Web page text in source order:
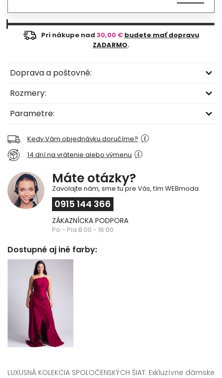
Pri nákupe nad 30,00 € budete mať dopravu
ZADARMO.
Doprava a poštovné:
Rozmery:
Parametre:
Kedy Vám objednávku doručíme?
14 dní na vrátenie alebo výmenu
Máte otázky?
Zavolajte nám, sme tu pre Vás, tím WEBmoda.
0915 144 366
ZÁKAZNÍCKA PODPORA
Po - Pia 8:00 - 16:00
Dostupné aj iné farby:
LUXUSNÁ KOLEKCIA SPOLOČENSKÝCH ŠIAT: Exkluzívne dámske